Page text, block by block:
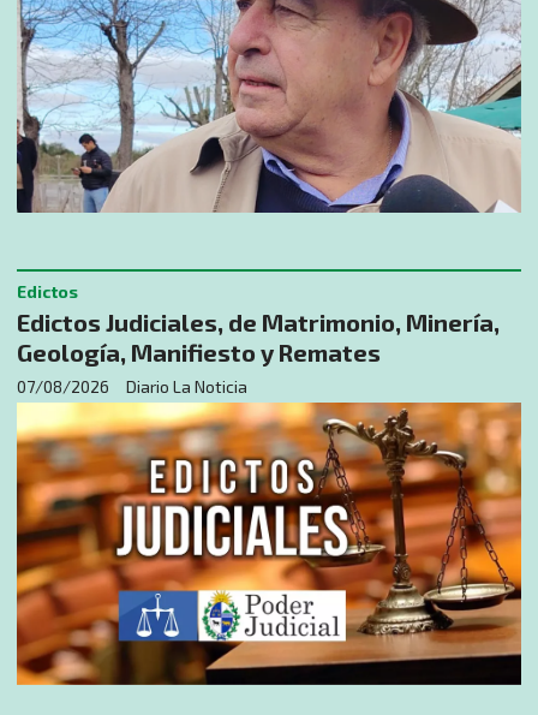
Edictos Judiciales, de Matrimonio, Minería,
Geología, Manifiesto y Remates
Diario La Noticia
Edictos
07/08/2026